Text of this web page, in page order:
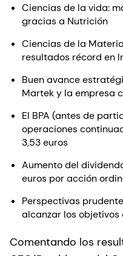
Ciencias de la vida:
gracias a Nutrición
Ciencias de la
resultados récord en
Buen avance
Martek y la empresa
El BPA (antes de
operaciones
3,53 euros
Aumento del
euros por acción
Perspectivas
alcanzar los objetivos
Comentando los